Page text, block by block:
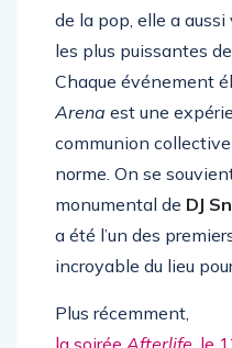
Si la salle a vu défiler
de la pop, elle a aussi
les plus puissantes
Chaque événement
Arenaest une
communion collective
norme. On se
monumental deDJ
a été l’un des
Plus récemment,